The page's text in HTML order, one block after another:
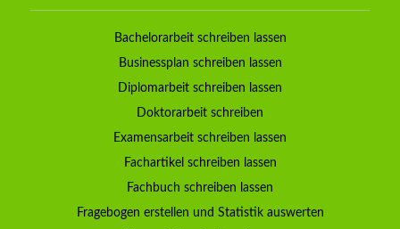
Bachelorarbeit schreiben lassen
Businessplan schreiben lassen
Diplomarbeit schreiben lassen
Doktorarbeit schreiben
Examensarbeit schreiben lassen
Fachartikel schreiben lassen
Fachbuch schreiben lassen
Fragebogen erstellen und Statistik auswerten